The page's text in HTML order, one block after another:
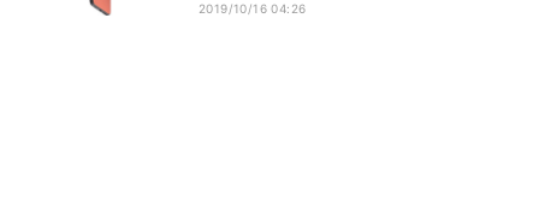
2019/10/16 04:26